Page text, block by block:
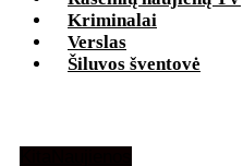
Kriminalai
Verslas
Šiluvos šventovė